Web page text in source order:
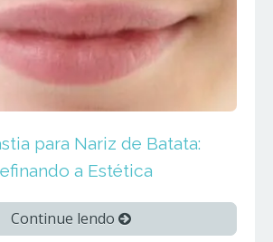
para Nariz de Batata:
a Estética
Continue lendo